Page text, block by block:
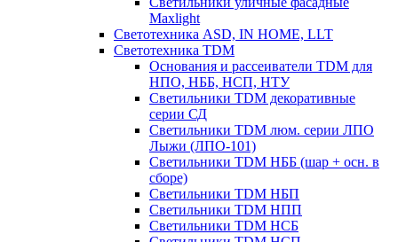
Maxlight
Светотехника ASD, IN HOME, LLT
Светотехника TDM
Основания и рассеиватели TDM для
НПО, НББ, НСП, НТУ
Светильники TDM декоративные
серии СД
Светильники TDM люм. серии ЛПО
Лыжи (ЛПО-101)
Светильники TDM НББ (шар + осн. в
сборе)
Светильники TDM НБП
Светильники TDM НПП
Светильники TDM НСБ